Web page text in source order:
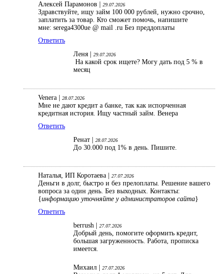
Алексей Парамонов | 29.07.2026
Здравствуйте, ищу займ 100 000 рублей, нужно срочно,
заплатить за товар. Кто сможет помочь, напишите
мне: serega4300ue @ mail .ru Без преддоплаты
Ответить
Леня |
29.07.2026
На какой срок ищете? Могу дать под 5 % в
месяц
Venera | 28.07.2026
Мне не дают кредит а банке, так как испорченная
кредитная история. Ищу частный займ. Венера
Ответить
Ренат |
28.07.2026
До 30.000 под 1% в день. Пишите.
Наталья, ИП Коротаева | 27.07.2026
Деньги в долг, быстро и без прелоплаты. Решение вашего
вопроса за один день. Без выходных. Контакты:
{информацию уточняйте у администраторов сайта}
Ответить
berrush |
27.07.2026
Добрый день, помогите оформить кредит,
большая загруженность. Работа, прописка
имеется.
Михаил | 27.07.2026